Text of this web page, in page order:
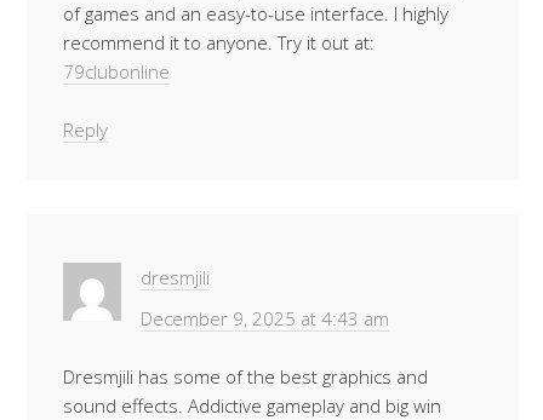
of games and an easy-to-use interface. I highly
recommend it to anyone. Try it out at:
79clubonline
Reply
dresmjili
December 9, 2025 at 4:43 am
Dresmjili has some of the best graphics and
sound effects. Addictive gameplay and big win